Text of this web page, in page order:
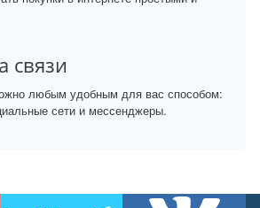
связи
любым удобным для вас способом:
сети и мессенджеры.